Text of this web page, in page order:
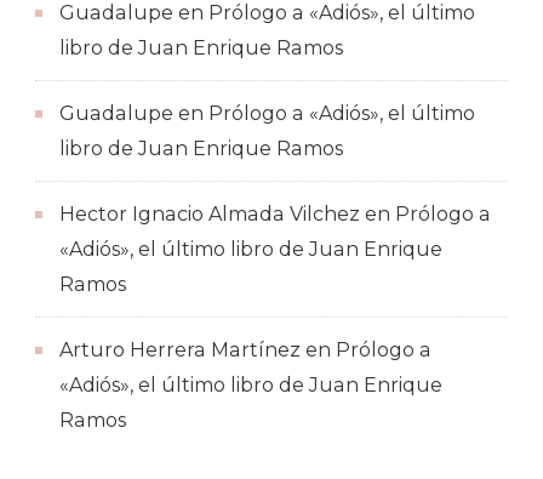
Guadalupe en Prólogo a «Adiós», el último
libro de Juan Enrique Ramos
Guadalupe en Prólogo a «Adiós», el último
libro de Juan Enrique Ramos
Hector Ignacio Almada Vilchez en Prólogo a
«Adiós», el último libro de Juan Enrique
Ramos
Arturo Herrera Martínez en Prólogo a
«Adiós», el último libro de Juan Enrique
Ramos